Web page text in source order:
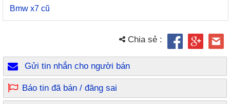
Bmw x7 cũ
Chia sẻ :
Gửi tin nhắn cho người bán
Báo tin đã bán / đăng sai